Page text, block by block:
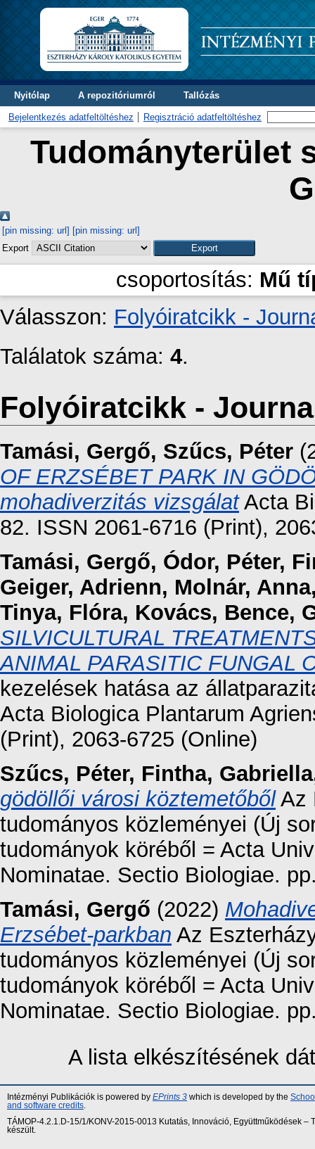
Nyitólap A repozitóriumról Tallózás
Bejelentkezés adatfeltöltéshez Regisztráció adatfeltöltéshez
Tudományterület
[pin missing: url] [pin missing: url]
Export
csoportosítás: Mű
Válasszon: Folyóiratcikk -
Találatok száma: 4.
Folyóiratcikk -
Tamási, Gergő, Szűcs, Péter
OF ERZSÉBET PARK IN
mohadiverzitás vizsgálatActa
82. ISSN 2061-6716 (Print),
Tamási, Gergő, Ódor, Péter,
Geiger, Adrienn, Molnár, Anna
Tinya, Flóra, Kovács, Bence,
SILVICULTURAL
ANIMAL PARASITIC FUNGAL
kezelések hatása az
Acta Biologica Plantarum
(Print), 2063-6725 (Online)
Szűcs, Péter, Fintha, Gabriella
gödöllői városi köztemetőbőlAz
tudományos közleményei (Új
tudományok köréből = Acta
Nominatae. Sectio Biologiae.
Tamási, Gergő (2022)
Erzsébet‑parkban Az
tudományos közleményei (Új
tudományok köréből = Acta
Nominatae. Sectio Biologiae.
A lista elkészítésének
Intézményi Publikációk is powered by EPrints 3 which is developed by the
and software credits
TÁMOP-4.2.1.D-15/1/KONV-2015-0013 Kutatás, Innováció, Együttműködések
készült.